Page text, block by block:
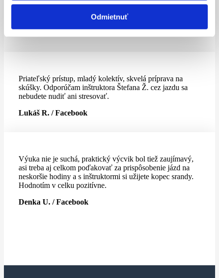
Odmietnuť
profesionálni školitelia aj inštruktori. Odporúčam, je tu
veľmi ústretový prístup k potrebám účastníka.
Priateľský prístup, mladý kolektív, skvelá príprava na
skúšky. Odporúčam inštruktora Štefana Ž. cez jazdu sa
nebudete nudiť ani stresovať.
Lukáš R. / Facebook
Výuka nie je suchá, praktický výcvik bol tiež zaujímavý,
asi treba aj celkom poďakovať za prispôsobenie jázd na
neskoršie hodiny a s inštruktormi si užijete kopec srandy.
Hodnotím v celku pozitívne.
Denka U. / Facebook